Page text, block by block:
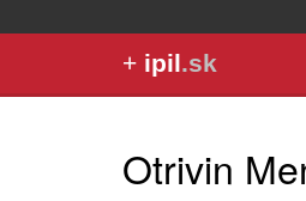
+ ipil.sk
Otrivin